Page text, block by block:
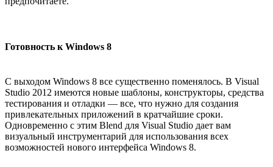
Готовность к Windows 8
C выходом Windows 8 все существенно поменялось. В Visual
Studio 2012 имеются новые шаблоны, конструкторы, средства
тестирования и отладки — все, что нужно для создания
привлекательных приложений в кратчайшие сроки.
Одновременно с этим Blend для Visual Studio дает вам
визуальный инструментарий для использования всех
возможностей нового интерфейса Windows 8.